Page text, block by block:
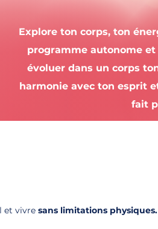
Explore ton corps, ton
programme autonome
évoluer dans un corps
harmonie avec ton esprit
fait
et vivre sans limitations physiques.